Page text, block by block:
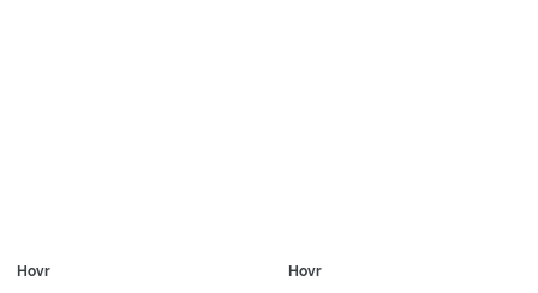
Hovr Hovr